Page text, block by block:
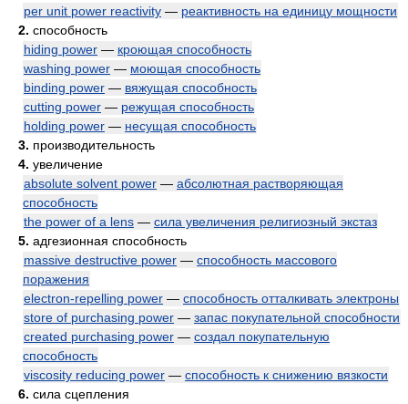
per unit power reactivity — реактивность на единицу мощности
2. способность
hiding power — кроющая способность
washing power — моющая способность
binding power — вяжущая способность
cutting power — режущая способность
holding power — несущая способность
3. производительность
4. увеличение
absolute solvent power — абсолютная растворяющая
способность
the power of a lens — сила увеличения религиозный экстаз
5. адгезионная способность
massive destructive power — способность массового
поражения
electron-repelling power — способность отталкивать электроны
store of purchasing power — запас покупательной способности
created purchasing power — создал покупательную
способность
viscosity reducing power — способность к снижению вязкости
6. сила сцепления